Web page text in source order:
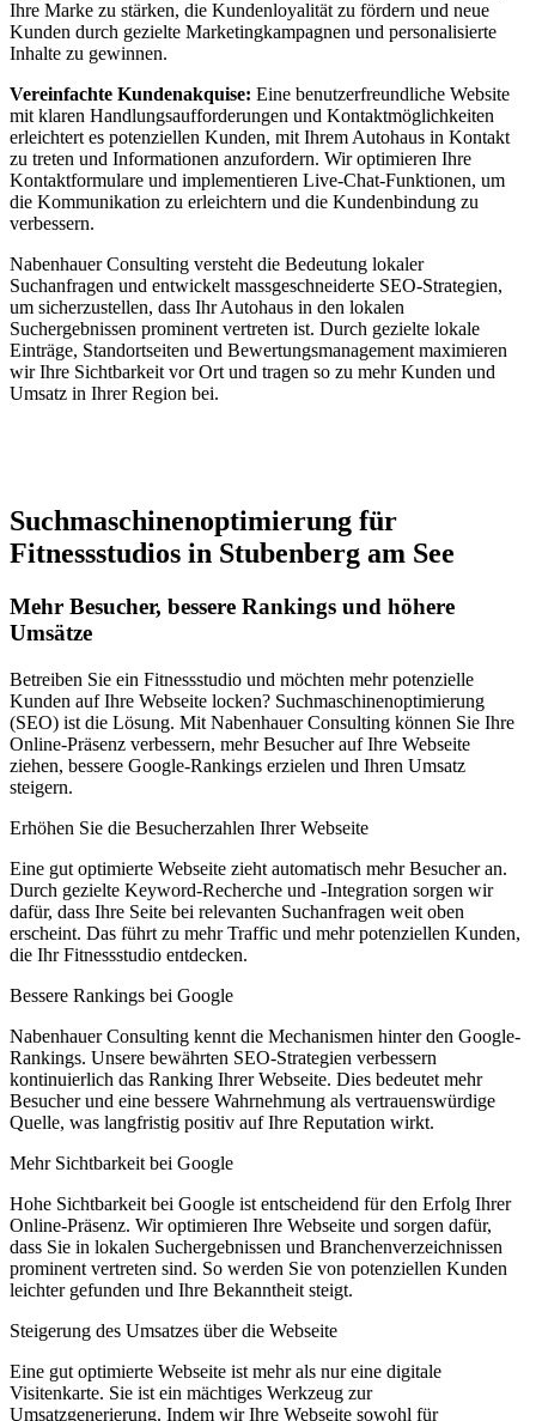
Ihre Marke zu stärken, die Kundenloyalität zu fördern und neue
Kunden durch gezielte Marketingkampagnen und personalisierte
Inhalte zu gewinnen.
Vereinfachte Kundenakquise: Eine benutzerfreundliche Website
mit klaren Handlungsaufforderungen und Kontaktmöglichkeiten
erleichtert es potenziellen Kunden, mit Ihrem Autohaus in Kontakt
zu treten und Informationen anzufordern. Wir optimieren Ihre
Kontaktformulare und implementieren Live-Chat-Funktionen, um
die Kommunikation zu erleichtern und die Kundenbindung zu
verbessern.
Nabenhauer Consulting versteht die Bedeutung lokaler
Suchanfragen und entwickelt massgeschneiderte SEO-Strategien,
um sicherzustellen, dass Ihr Autohaus in den lokalen
Suchergebnissen prominent vertreten ist. Durch gezielte lokale
Einträge, Standortseiten und Bewertungsmanagement maximieren
wir Ihre Sichtbarkeit vor Ort und tragen so zu mehr Kunden und
Umsatz in Ihrer Region bei.
Suchmaschinenoptimierung für
Fitnessstudios in Stubenberg am See
Mehr Besucher, bessere Rankings und höhere
Umsätze
Betreiben Sie ein Fitnessstudio und möchten mehr potenzielle
Kunden auf Ihre Webseite locken? Suchmaschinenoptimierung
(SEO) ist die Lösung. Mit Nabenhauer Consulting können Sie Ihre
Online-Präsenz verbessern, mehr Besucher auf Ihre Webseite
ziehen, bessere Google-Rankings erzielen und Ihren Umsatz
steigern.
Erhöhen Sie die Besucherzahlen Ihrer Webseite
Eine gut optimierte Webseite zieht automatisch mehr Besucher an.
Durch gezielte Keyword-Recherche und -Integration sorgen wir
dafür, dass Ihre Seite bei relevanten Suchanfragen weit oben
erscheint. Das führt zu mehr Traffic und mehr potenziellen Kunden,
die Ihr Fitnessstudio entdecken.
Bessere Rankings bei Google
Nabenhauer Consulting kennt die Mechanismen hinter den Google-
Rankings. Unsere bewährten SEO-Strategien verbessern
kontinuierlich das Ranking Ihrer Webseite. Dies bedeutet mehr
Besucher und eine bessere Wahrnehmung als vertrauenswürdige
Quelle, was langfristig positiv auf Ihre Reputation wirkt.
Mehr Sichtbarkeit bei Google
Hohe Sichtbarkeit bei Google ist entscheidend für den Erfolg Ihrer
Online-Präsenz. Wir optimieren Ihre Webseite und sorgen dafür,
dass Sie in lokalen Suchergebnissen und Branchenverzeichnissen
prominent vertreten sind. So werden Sie von potenziellen Kunden
leichter gefunden und Ihre Bekanntheit steigt.
Steigerung des Umsatzes über die Webseite
Eine gut optimierte Webseite ist mehr als nur eine digitale
Visitenkarte. Sie ist ein mächtiges Werkzeug zur
Umsatzgenerierung. Indem wir Ihre Webseite sowohl für